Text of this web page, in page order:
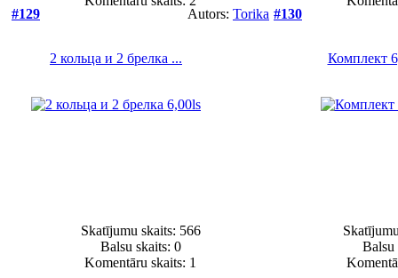
#129
Autors: Torika
2 кольца и 2 брелка ...
Skatījumu skaits: 566
Balsu skaits: 0
Komentāru skaits: 1
#130
Комплект